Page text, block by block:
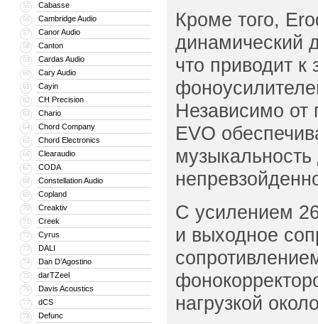
55 Cabasse
56 Cambridge Audio
57 Canor Audio
58 Canton
59 Cardas Audio
60 Cary Audio
61 Cayin
62 CH Precision
63 Chario
64 Chord Company
65 Chord Electronics
66 Clearaudio
67 CODA
68 Constellation Audio
69 Copland
70 Creaktiv
71 Creek
72 Cyrus
73 DALI
74 Dan D’Agostino
75 darTZeel
76 Davis Acoustics
77 dCS
78 Defunc
Кроме того,
динамический
что приводит к
Независимо от
EVO
С усилением
и выходное
нагрузкой